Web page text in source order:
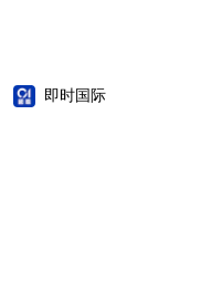
即时国际